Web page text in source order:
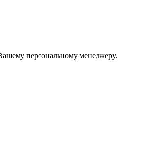
персональному менеджеру.